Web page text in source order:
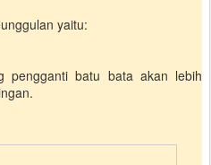
yaitu:
pengganti batu bata akan lebih